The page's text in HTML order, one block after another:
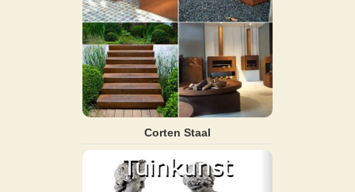
Corten Staal